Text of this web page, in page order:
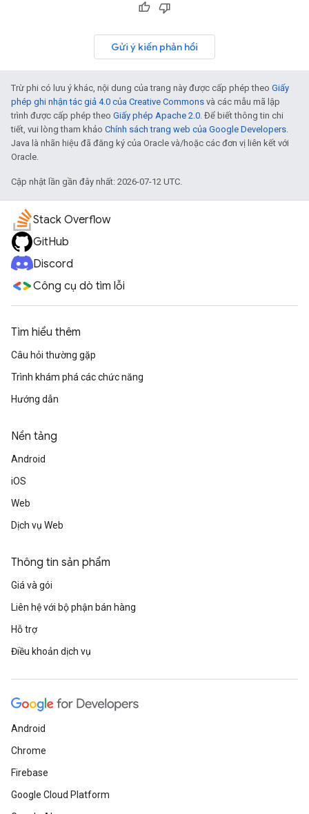
Gửi ý kiến phản hồi
Trừ phi có lưu ý khác, nội dung của trang này được cấp phép theo Giấy
phép ghi nhận tác giả 4.0 của Creative Commons và các mẫu mã lập
trình được cấp phép theo Giấy phép Apache 2.0. Để biết thông tin chi
tiết, vui lòng tham khảo Chính sách trang web của Google Developers.
Java là nhãn hiệu đã đăng ký của Oracle và/hoặc các đơn vị liên kết với
Oracle.
Cập nhật lần gần đây nhất: 2026-07-12 UTC.
Stack Overflow
GitHub
Discord
Công cụ dò tìm lỗi
Tìm hiểu thêm
Câu hỏi thường gặp
Trình khám phá các chức năng
Hướng dẫn
Nền tảng
Android
iOS
Web
Dịch vụ Web
Thông tin sản phẩm
Giá và gói
Liên hệ với bộ phận bán hàng
Hỗ trợ
Điều khoản dịch vụ
Android
Chrome
Firebase
Google Cloud Platform